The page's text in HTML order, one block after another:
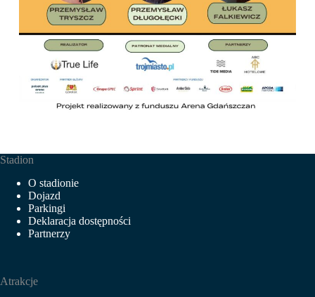
Stadion
O stadionie
Dojazd
Parkingi
Deklaracja dostępności
Partnerzy
Atrakcje